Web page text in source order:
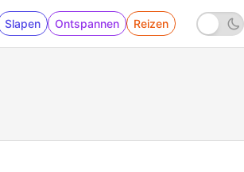
Slapen Ontspannen Reizen